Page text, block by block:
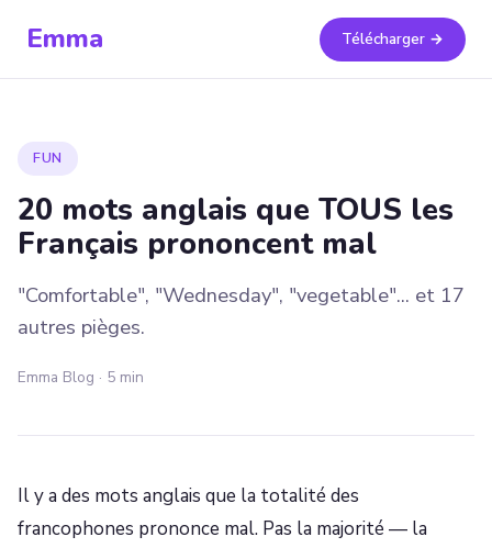
Emma Télécharger →
FUN
20 mots anglais que TOUS les
Français prononcent mal
"Comfortable", "Wednesday", "vegetable"... et 17
autres pièges.
Emma Blog · 5 min
Il y a des mots anglais que la totalité des
francophones prononce mal. Pas la majorité — la